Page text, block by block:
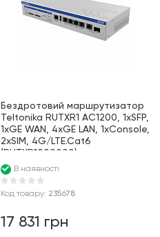
Бездротовий маршрутизатор
Teltonika RUTXR1 AC1200, 1xSFP,
1xGE WAN, 4xGE LAN, 1xConsole,
2xSIM, 4G/LTE.Cat6
(RUTXR1000000) з монтажом у
стійкуВ наявності
Код товару: 235678
17 831 грн